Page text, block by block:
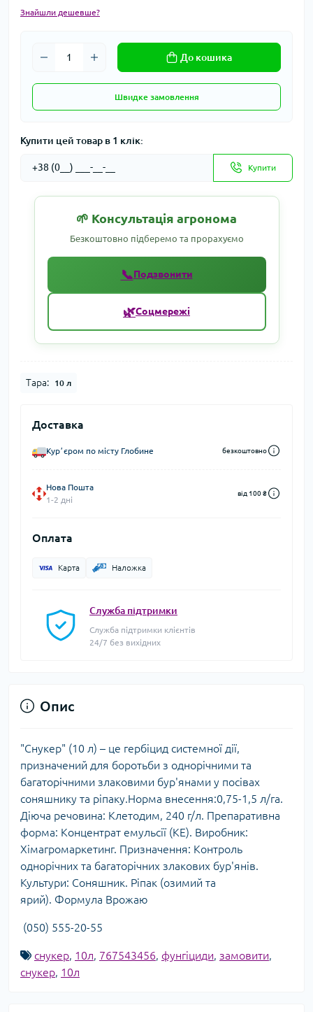
Знайшли дешевше?
До кошика
Швидке замовлення
Купити цей товар в 1 клік:
Купити
🌱 Консультація агронома
Безкоштовно підберемо та прорахуємо
📞Подзвонити
🌿Соцмережі
Тара: 10 л
Доставка
Курʼєром по місту Глобине безкоштовно
Нова Пошта
1-2 дні
від 100 ₴
Оплата
Карта Наложка
Служба підтримки
Служба підтримки клієнтів
24/7 без вихідних
Опис
"Снукер" (10 л) – це гербіцид системної дії,
призначений для боротьби з однорічними та
багаторічними злаковими бур'янами у посівах
соняшнику та ріпаку.Норма внесення:0,75-1,5 л/га.
Діюча речовина: Клетодим, 240 г/л. Препаративна
форма: Концентрат емульсії (КЕ). Виробник:
Хімагромаркетинг. Призначення: Контроль
однорічних та багаторічних злакових бур'янів.
Культури: Соняшник. Ріпак (озимий та
ярий). Формула Врожаю
(050) 555-20-55
снукер, 10л, 767543456, фунгіциди, замовити,
снукер, 10л